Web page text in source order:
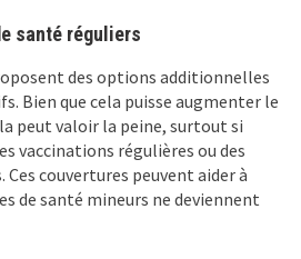
santé réguliers
des options additionnelles
Bien que cela puisse augmenter le
peut valoir la peine, surtout si
vaccinations régulières ou des
couvertures peuvent aider à
de santé mineurs ne deviennent